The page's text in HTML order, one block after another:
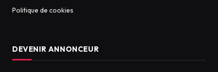
Politique de cookies
DEVENIR ANNONCEUR